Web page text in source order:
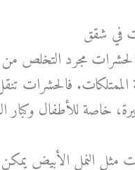
في شقق
الحشرات مجرد التخلص
فالحشرات
خاصة للأطفال وكبار
مثل النمل الأبيض